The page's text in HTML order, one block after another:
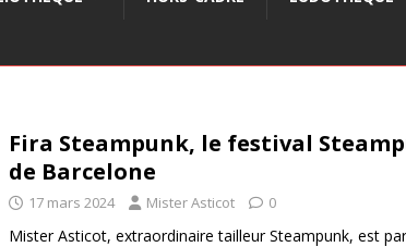
Fira Steampunk, le festival
de Barcelone
17 mars 2024 Mister Asticot 0
Mister Asticot, extraordinaire tailleur Steampunk, est